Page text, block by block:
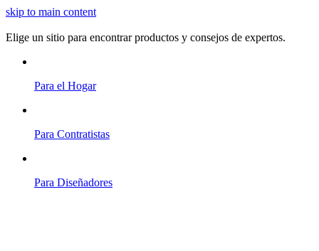
skip to main content
Elige un sitio para encontrar productos y consejos de expertos.
Para el Hogar
Para Contratistas
Para Diseñadores